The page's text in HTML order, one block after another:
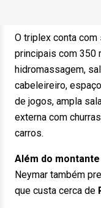
O triplex conta
principais com 350
hidromassagem,
cabeleireiro,
de jogos, ampla
externa com
carros.
Além do
Neymar também
que custa cerca de